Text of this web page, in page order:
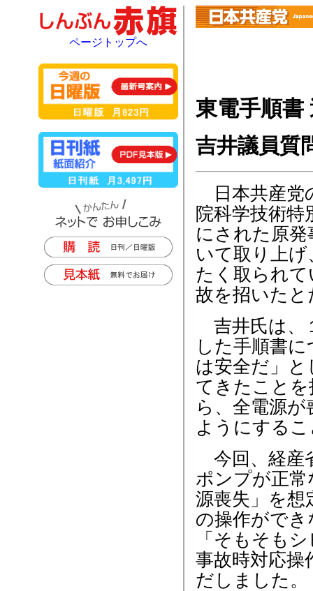
東電手順書
吉井議員質
日本共産党
院科学技術
にされた原
いて取り上
たく取られ
故を招いた
吉井氏は、
した手順書
は安全だ」
てきたこと
ら、全電源
ようにする
今回、経産
ポンプが正
源喪失」を想
の操作がで
「そもそも
事故時対応操
だしました。
ページトップへ